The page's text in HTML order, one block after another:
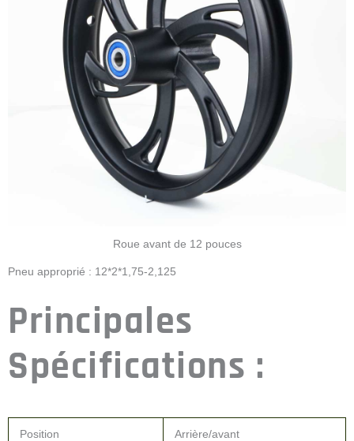
Roue avant de 12 pouces
Pneu approprié : 12*2*1,75-2,125
Principales
Spécifications :
Position Arrière/avant